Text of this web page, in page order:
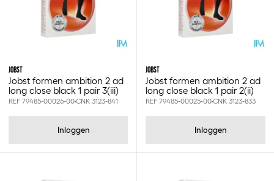
JOBST
Jobst formen ambition 2 ad
long close black 1 pair 3(iii)
REF 79485-00026-00CNK 3123-841
Inloggen
JOBST
Jobst formen ambition 2 ad
long close black 1 pair 2(ii)
REF 79485-00025-00CNK 3123-833
Inloggen